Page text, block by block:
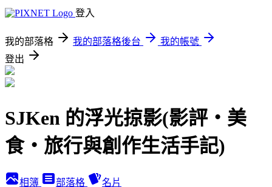
登入
我的部落格 我的部落格後台
我的帳號
登出
SJKen 的浮光掠影(影評‧美
食‧旅行與創作生活手記)
相簿 部落格 名片